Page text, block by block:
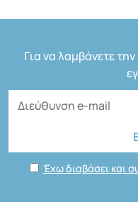
Για να λαμβάνετε
Έχω διαβάσει και